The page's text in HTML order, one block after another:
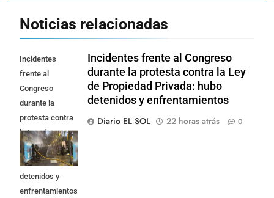
Noticias relacionadas
Incidentes
frente al
Congreso
durante la
protesta contra
la Ley de
Propiedad
Privada: hubo
detenidos y
enfrentamientos
Incidentes frente al Congreso
durante la protesta contra la Ley
de Propiedad Privada: hubo
detenidos y enfrentamientos
Diario EL SOL
22 horas atrás 0